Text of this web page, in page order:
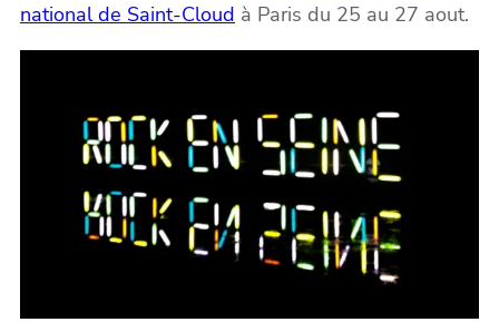
national de Saint-Cloud à Paris du 25 au 27 aout.